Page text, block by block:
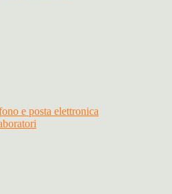
e posta elettronica